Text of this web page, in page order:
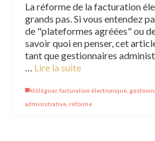
La réforme de la facturation
grands pas. Si vous entendez
de "plateformes agréées" ou
savoir quoi en penser, cet
tant que gestionnaires
… Lire la suite
déléguer, facturation électronique
administrative réforme